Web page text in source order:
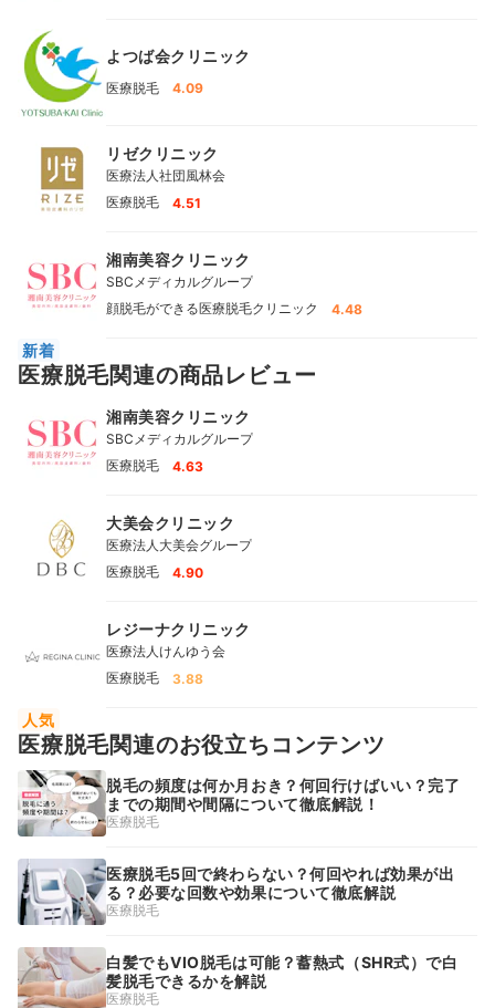
よつば会クリニック
医療脱毛 4.09
リゼクリニック
医療法人社団風林会
医療脱毛
4.51
湘南美容クリニック
SBCメディカルグループ
顔脱毛ができる医療脱毛クリニック
4.48
新着
医療脱毛関連の商品レビュー
湘南美容クリニック
SBCメディカルグループ
医療脱毛
4.63
大美会クリニック
医療法人大美会グループ
医療脱毛
4.90
レジーナクリニック
医療法人けんゆう会
医療脱毛
3.88
人気
医療脱毛関連のお役立ちコンテンツ
脱毛の頻度は何か月おき？何回行けばいい？完了
までの期間や間隔について徹底解説！
医療脱毛
医療脱毛5回で終わらない？何回やれば効果が出
る？必要な回数や効果について徹底解説
医療脱毛
白髪でもVIO脱毛は可能？蓄熱式（SHR式）で白
髪脱毛できるかを解説
医療脱毛